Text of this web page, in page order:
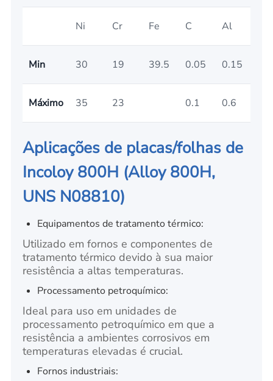
Ni Cr Fe C Al
Min 30 19 39.5 0.05 0.15
Máximo 35 23 0.1 0.6
Aplicações de placas/folhas de
Incoloy 800H (Alloy 800H,
UNS N08810)
Equipamentos de tratamento térmico:
Utilizado em fornos e componentes de
tratamento térmico devido à sua maior
resistência a altas temperaturas.
Processamento petroquímico:
Ideal para uso em unidades de
processamento petroquímico em que a
resistência a ambientes corrosivos em
temperaturas elevadas é crucial.
Fornos industriais: